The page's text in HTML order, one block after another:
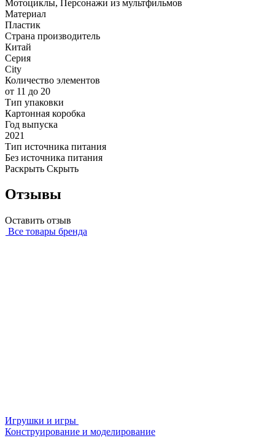
Мотоциклы, Персонажи из мультфильмов
Материал
Пластик
Страна производитель
Китай
Серия
City
Количество элементов
от 11 до 20
Тип упаковки
Картонная коробка
Год выпуска
2021
Тип источника питания
Без источника питания
Раскрыть Скрыть
Отзывы
Оставить отзыв
Все товары бренда
Игрушки и игры
Конструирование и моделирование